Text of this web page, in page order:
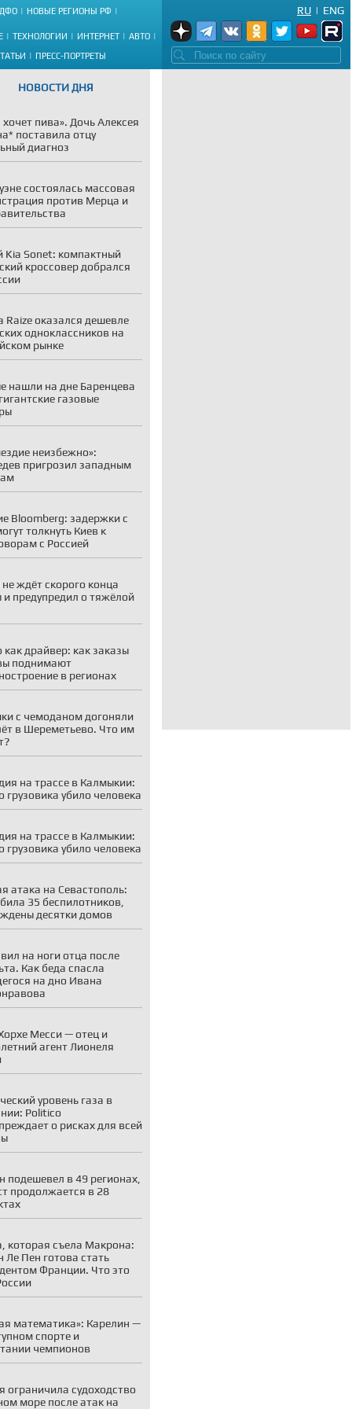
ДФО НОВЫЕ РЕГИОНЫ РФ
ТЕХНОЛОГИИ ИНТЕРНЕТ АВТО
ПРЕСС-ПОРТРЕТЫ
ENG
|
RU
НОВОСТИ ДНЯ
пива». Дочь Алексея
поставила отцу
диагноз
состоялась массовая
против Мерца и
Kia Sonet: компактный
кроссовер добрался
Raize оказался дешевле
одноклассников на
рынке
нашли на дне Баренцева
газовые
неизбежно»:
пригрозил западным
Bloomberg: задержки с
толкнуть Киев к
с Россией
не ждёт скорого конца
и предупредил о тяжёлой
как драйвер: как заказы
поднимают
в регионах
с чемоданом догоняли
в Шереметьево. Что им
на трассе в Калмыкии:
грузовика убило человека
на трассе в Калмыкии:
грузовика убило человека
атака на Севастополь:
35 беспилотников,
десятки домов
на ноги отца после
Как беда спасла
на дно Ивана
Месси — отец и
агент Лионеля
уровень газа в
Politico
о рисках для всей
подешевел в 49 регионах,
продолжается в 28
которая съела Макрона:
Ле Пен готова стать
Франции. Что это
математика»: Карелин —
спорте и
чемпионов
ограничила судоходство
море после атак на